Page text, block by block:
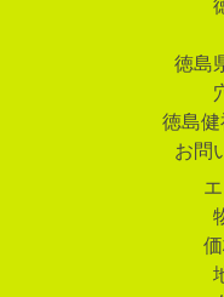
徳島
徳島
お問